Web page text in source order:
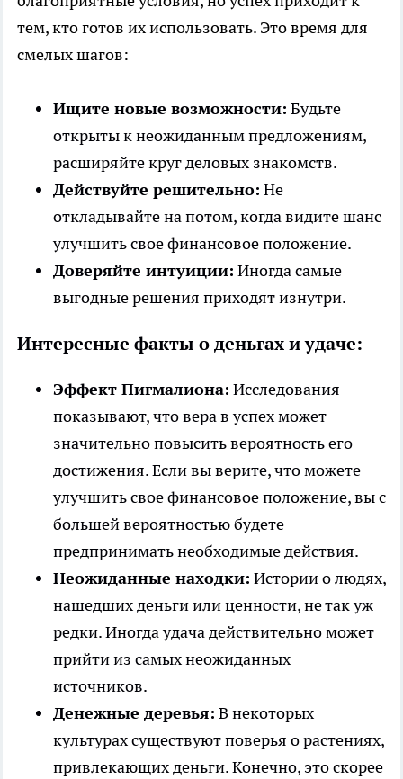
тем, кто готов их использовать. Это время для
смелых шагов:
Ищите новые возможности: Будьте
открыты к неожиданным предложениям,
расширяйте круг деловых знакомств.
Действуйте решительно: Не
откладывайте на потом, когда видите шанс
улучшить свое финансовое положение.
Доверяйте интуиции: Иногда самые
выгодные решения приходят изнутри.
Интересные факты о деньгах и удаче:
Эффект Пигмалиона: Исследования
показывают, что вера в успех может
значительно повысить вероятность его
достижения. Если вы верите, что можете
улучшить свое финансовое положение, вы с
большей вероятностью будете
предпринимать необходимые действия.
Неожиданные находки: Истории о людях,
нашедших деньги или ценности, не так уж
редки. Иногда удача действительно может
прийти из самых неожиданных
источников.
Денежные деревья: В некоторых
культурах существуют поверья о растениях,
привлекающих деньги. Конечно, это скорее